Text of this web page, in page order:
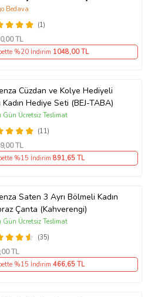
Kadın Çantası - Hediye
- Çapraz Askılı Kadın Çantası
(1)
Bedava
,00 TL
%20 İndirim 1048,00 TL
Cüzdan ve Kolye Hediyeli
Hediye Seti (BEJ-TABA)
(11)
Gün Ücretsiz Teslimat
,00 TL
%15 İndirim 891,65 TL
Bölmeli Kadın
Çanta (Kahverengi)
(35)
Gün Ücretsiz Teslimat
TL
%15 İndirim 466,65 TL